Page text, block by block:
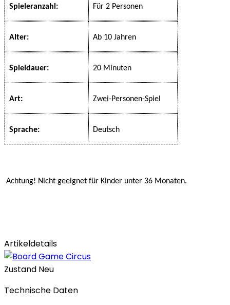
Spieleranzahl: Für 2 Personen
Alter: Ab 10 Jahren
Spieldauer: 20 Minuten
Art: Zwei-Personen-Spiel
Sprache: Deutsch
Achtung! Nicht geeignet für Kinder unter 36 Monaten.
Artikeldetails
Zustand Neu
Technische Daten